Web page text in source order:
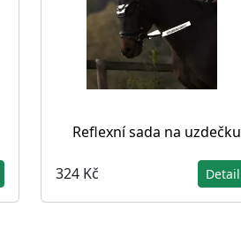
Reflexní sada na uzdečku
324 Kč Detail